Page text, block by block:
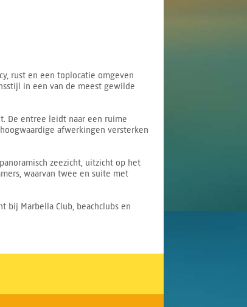
rust en een toplocatie omgeven
in een van de meest gewilde
De entree leidt naar een ruime
afwerkingen versterken
zeezicht, uitzicht op het
waarvan twee en suite met
bij Marbella Club, beachclubs en